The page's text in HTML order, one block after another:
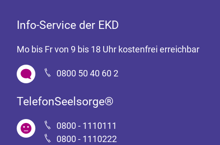
Info-Service der EKD
Mo bis Fr von 9 bis 18 Uhr kostenfrei erreichbar
0800 50 40 60 2
TelefonSeelsorge®
0800 - 1110111
0800 - 1110222